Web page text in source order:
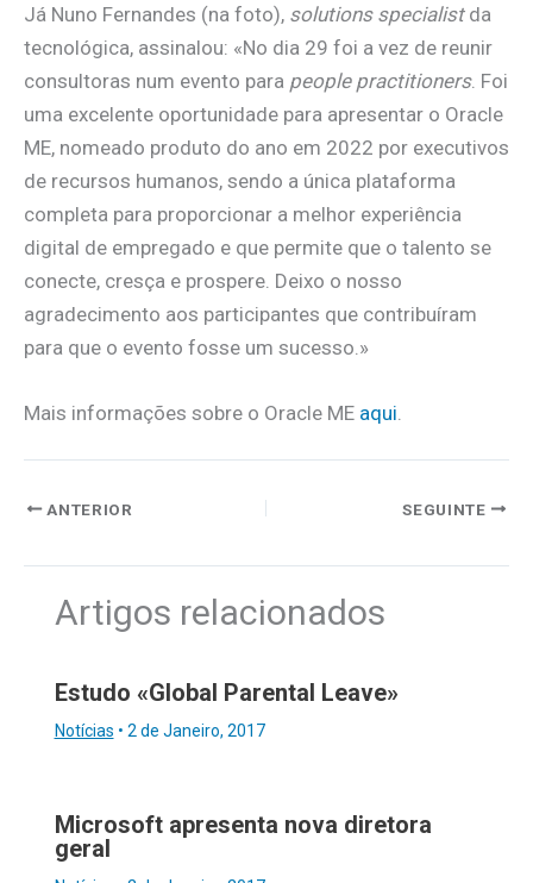
Já Nuno Fernandes (na foto), solutions specialistda
tecnológica, assinalou: «No dia 29 foi a vez de reunir
consultoras num evento para people practitioners. Foi
uma excelente oportunidade para apresentar o Oracle
ME, nomeado produto do ano em 2022 por executivos
de recursos humanos, sendo a única plataforma
completa para proporcionar a melhor experiência
digital de empregado e que permite que o talento se
conecte, cresça e prospere. Deixo o nosso
agradecimento aos participantes que contribuíram
para que o evento fosse um sucesso.»
Mais informações sobre o Oracle ME aqui
ANTERIOR SEGUINTE
Artigos relacionados
Estudo «Global Parental Leave»
Notícias • 2 de Janeiro, 2017
Microsoft apresenta nova diretora
geral